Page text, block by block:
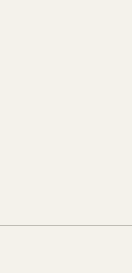
30cm 高さ
棚 スリム 巾
パー ポルタ